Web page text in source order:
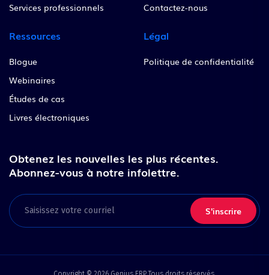
Services professionnels
Contactez-nous
Ressources
Blogue
Webinaires
Études de cas
Livres électroniques
Légal
Politique de confidentialité
Obtenez les nouvelles les plus récentes.
Abonnez-vous à notre infolettre.
Email